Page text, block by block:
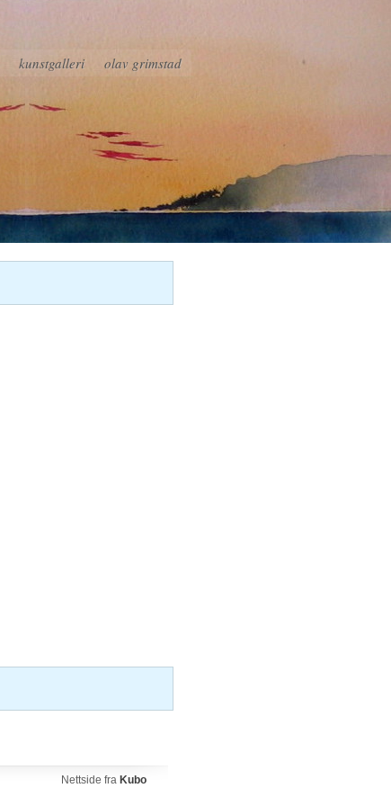
kunstgalleri olav grimstad
Nettside fra Kubo